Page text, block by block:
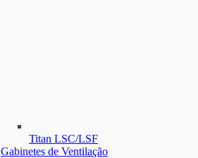
Titan LSC/LSF
Gabinetes de Ventilação